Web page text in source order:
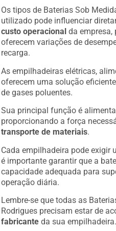
Os tipos de Baterias Sob
utilizado pode influenciar
custo operacional da
oferecem variações de
recarga.
As empilhadeiras elétricas,
oferecem uma solução
de gases poluentes.
Sua principal função é
proporcionando a força
transporte de materiais
Cada empilhadeira pode exigir
é importante garantir que a
capacidade adequada para
operação diária.
Lembre-se que todas as
Rodrigues precisam estar de
fabricante da sua empilhadeira.